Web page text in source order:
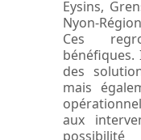
Eysins,
Nyon-
Ces
des
mais
aux